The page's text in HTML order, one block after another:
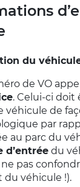
du
de VO
. Celui-ci doit
véhicule de
par
au parc du
d’entrée du
ne pas
du véhicule !).